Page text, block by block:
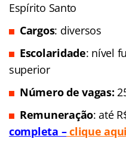
Espírito Santo
Cargos: diversos
Escolaridade: nível
superior
Número de vagas:
Remuneração: até
completa –clique